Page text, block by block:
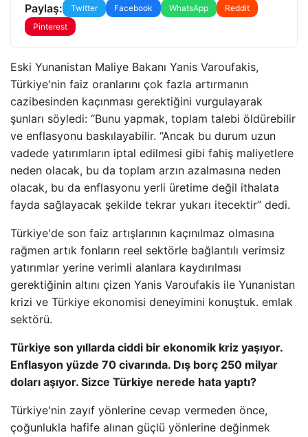
Paylaş: Twitter Facebook WhatsApp
Reddit
Pinterest
Eski Yunanistan Maliye Bakanı Yanis Varoufakis,
Türkiye'nin faiz oranlarını çok fazla artırmanın
cazibesinden kaçınması gerektiğini vurgulayarak
şunları söyledi: “Bunu yapmak, toplam talebi öldürebilir
ve enflasyonu baskılayabilir. “Ancak bu durum uzun
vadede yatırımların iptal edilmesi gibi fahiş maliyetlere
neden olacak, bu da toplam arzın azalmasına neden
olacak, bu da enflasyonu yerli üretime değil ithalata
fayda sağlayacak şekilde tekrar yukarı itecektir” dedi.
Türkiye'de son faiz artışlarının kaçınılmaz olmasına
rağmen artık fonların reel sektörle bağlantılı verimsiz
yatırımlar yerine verimli alanlara kaydırılması
gerektiğinin altını çizen Yanis Varoufakis ile Yunanistan
krizi ve Türkiye ekonomisi deneyimini konuştuk. emlak
sektörü.
Türkiye son yıllarda ciddi bir ekonomik kriz yaşıyor.
Enflasyon yüzde 70 civarında. Dış borç 250 milyar
doları aşıyor. Sizce Türkiye nerede hata yaptı?
Türkiye'nin zayıf yönlerine cevap vermeden önce,
çoğunlukla hafife alınan güçlü yönlerine değinmek